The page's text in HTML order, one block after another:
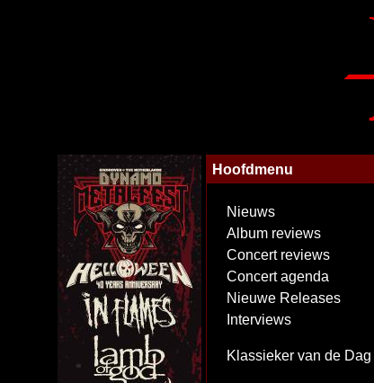
Hoofdmenu
Nieuws
Album reviews
Concert reviews
Concert agenda
Nieuwe Releases
Interviews
Klassieker van de Dag